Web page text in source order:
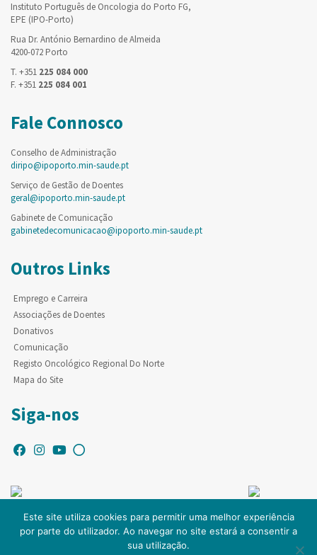
Instituto Português de Oncologia do Porto FG,
EPE (IPO-Porto)
Rua Dr. António Bernardino de Almeida
4200-072 Porto
T. +351 225 084 000
F. +351 225 084 001
Fale Connosco
Conselho de Administração
diripo@ipoporto.min-saude.pt
Serviço de Gestão de Doentes
geral@ipoporto.min-saude.pt
Gabinete de Comunicação
gabinetedecomunicacao@ipoporto.min-saude.pt
Outros Links
Emprego e Carreira
Associações de Doentes
Donativos
Comunicação
Registo Oncológico Regional Do Norte
Mapa do Site
Siga-nos
© Copyright IPO-PORTO. Todos os direitos reservados.
Este site utiliza cookies para permitir uma melhor experiência
por parte do utilizador. Ao navegar no site estará a consentir a
sua utilização.